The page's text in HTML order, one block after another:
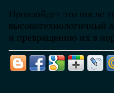
Произойдет это после
высокотехнологичный
и превращению их в